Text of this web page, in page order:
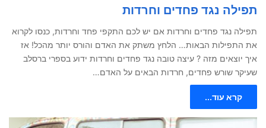
תפילה נגד פחדים וחרדות
תפילה נגד פחדים וחרדות אם יש לכם התקפי פחד וחרדות, כנסו לקרוא
את התפילות הבאות… הלחץ משתק את האדם והורס יותר מהכל! אז
איך יוצאים מזה ? עיצה טובה נגד פחדים וחרדות ידוע בספרי ברסלב
שעיקר שורש פחדים, חרדות הבאים על האדם…
קרא עוד...